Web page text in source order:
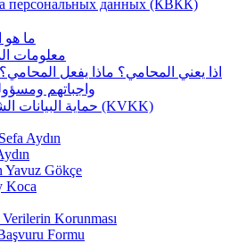
персональных данных (КВКК)
ما هو
معلومات
اذا يعني المحامي؟ ماذا يفعل
واجباتهم
حماية البيانات الشخصية (KVKK)
Aydın
Yavuz Gökçe
Koca
Korunması
Formu